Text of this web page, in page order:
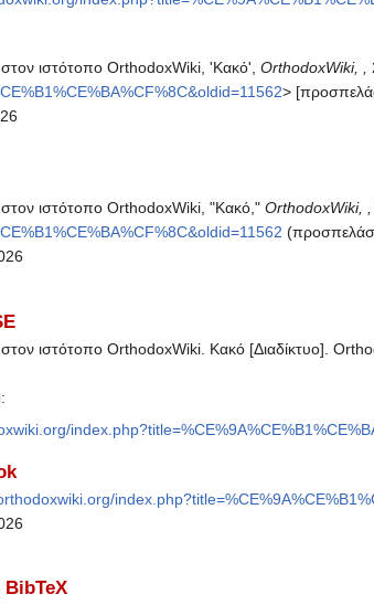
στον ιστότοπο OrthodoxWiki, 'Κακό', OrthodoxWiki, ,
>
στον ιστότοπο OrthodoxWiki, "Κακό," OrthodoxWiki, ,
στον ιστότοπο OrthodoxWiki. Κακό [Διαδίκτυο].
BibTeX